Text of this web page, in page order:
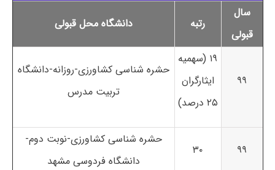
سال
قبولی
رتبه دانشگاه محل قبولی
۹۹
۱۹ (سهمیه
ایثارگران
۲۵ درصد)
حشره شناسی کشاورزی-روزانه-دانشگاه
تربیت مدرس
۹۹ ۳۰
حشره شناسی کشاورزی-نوبت دوم-
دانشگاه فردوسی مشهد